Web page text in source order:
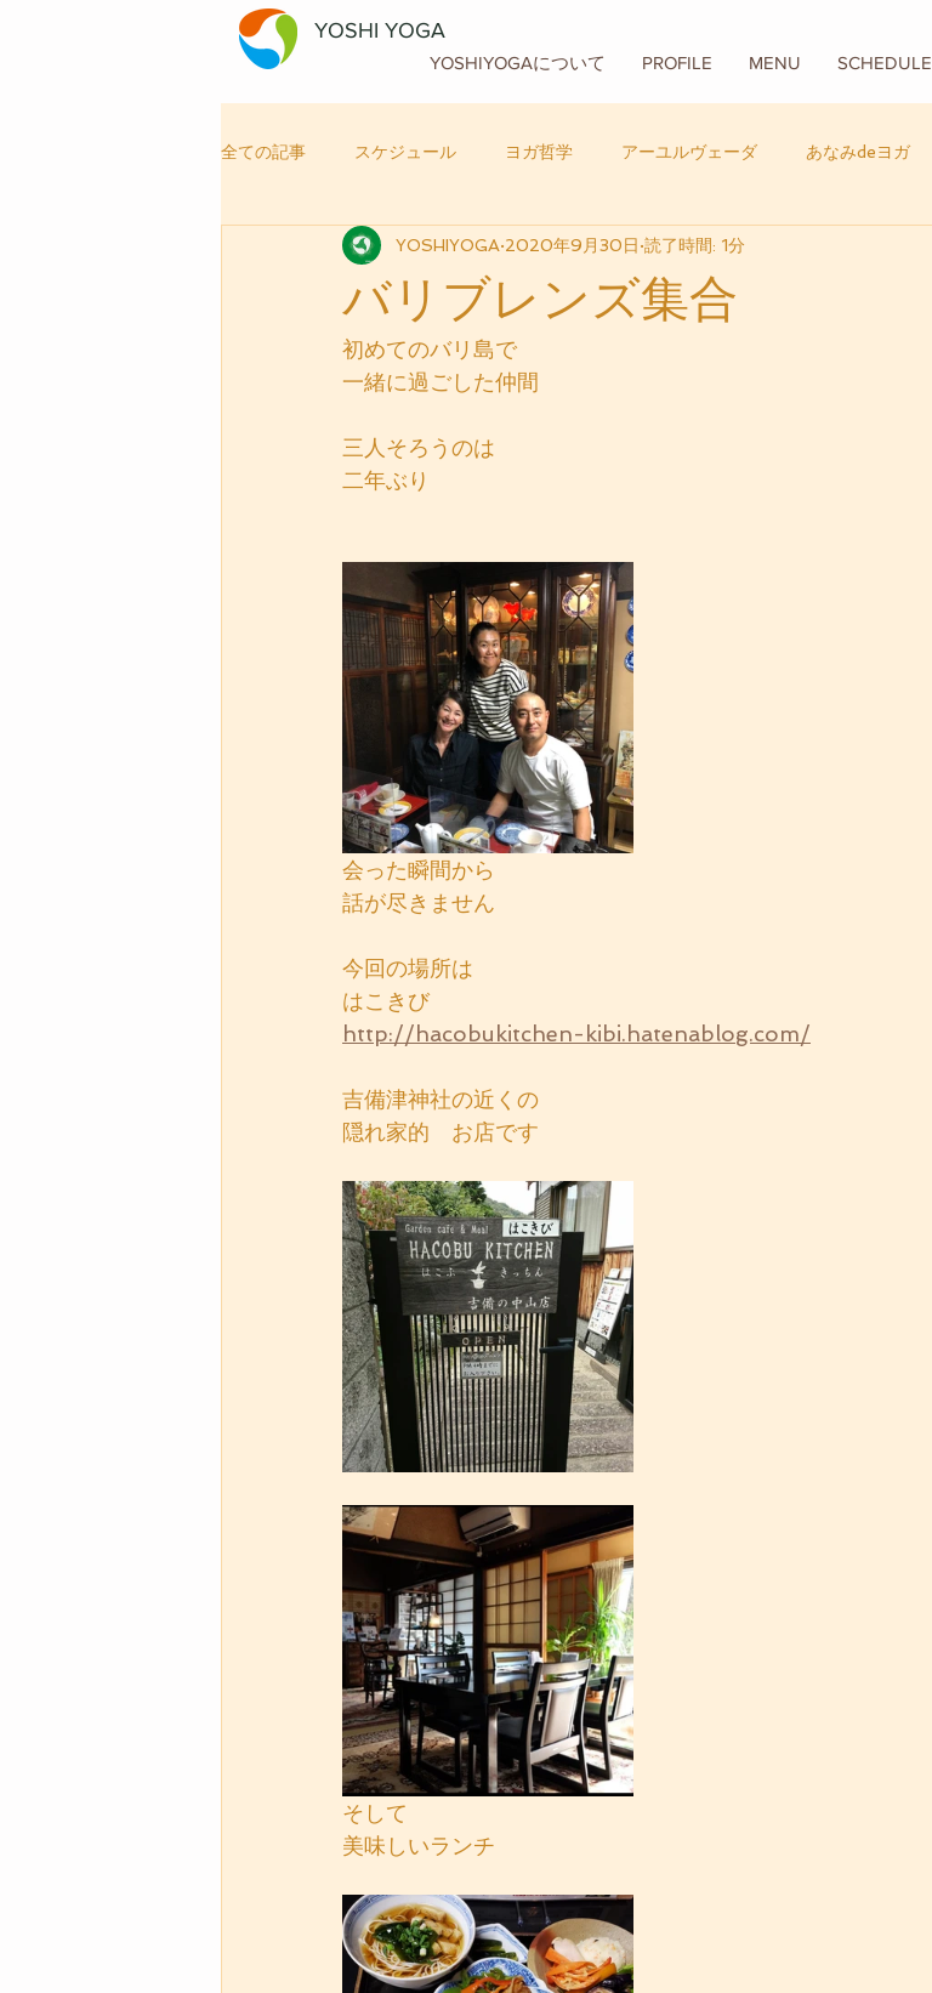
YOSHI YOGA
YOSHIYOGAについて PROFILE MENU SCHEDULE
全ての記事 スケジュール ヨガ哲学 アーユルヴェーダ あなみdeヨガ
自律神経メンテナンス ヨガ フード バリ
バリブレンズ集合
YOSHIYOGA 2020年9月30日 読了時間: 1分
初めてのバリ島で
一緒に過ごした仲間
三人そろうのは
二年ぶり
会った瞬間から
話が尽きません
今回の場所は
はこきび
http://hacobukitchen-kibi.hatenablog.com/
吉備津神社の近くの
隠れ家的　お店です
そして
美味しいランチ